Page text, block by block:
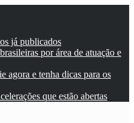
já publicados
por área de atuação e
agora e tenha dicas para os
que estão abertas